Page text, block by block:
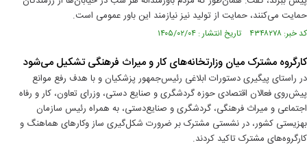
حمایت می‌کنند، حمایت از تولید نیز نیازمند این باور عمومی‌ است.
کد خبر: ۴۳۴۸۲۷۸ تاریخ انتشار : ۱۴۰۵/۰۲/۰۴
کارگروه مشترک میان وزارتخانه‌های کار و میراث فرهنگی تشکیل می‌شود
در راستای پیگیری دستورات ابلاغی رئیس‌جمهور پزشکیان و با هدف رفع موانع
پیش‌روی فعالان اقتصادی حوزه گردشگری و صنایع‌ دستی، وزرای تعاون، کار و رفاه
اجتماعی و میراث‌ فرهنگی، گردشگری و صنایع‌دستی، به همراه رئیس سازمان
بهزیستی کشور، در نشستی مشترک بر ضرورت شکل‌گیری ساز وکار‌های هماهنگ و
کارگروه‌های مشترک تاکید کردند.